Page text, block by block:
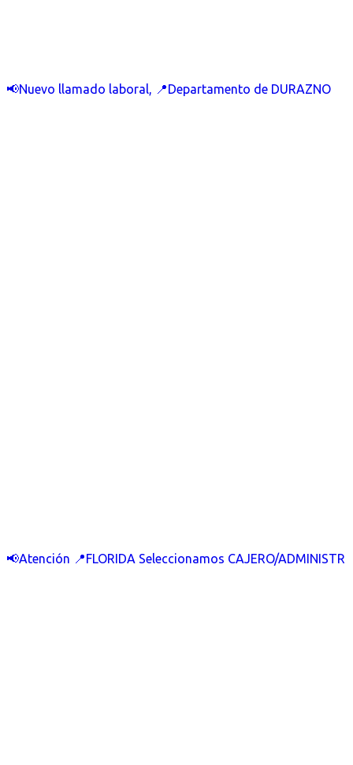
📢Nuevo llamado laboral, 📍Departamento de DURAZNO
📢Atención 📍FLORIDA Seleccionamos CAJERO/ADMINISTR